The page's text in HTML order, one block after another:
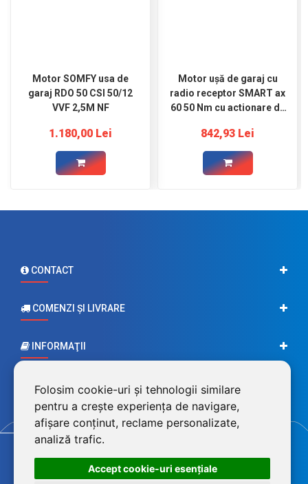
Folosim cookie-uri și tehnologii similare
pentru a crește experiența de navigare,
afișare conținut, reclame personalizate,
analiză trafic.
Accept cookie-uri esenţiale
Motor SOMFY usa de
garaj RDO 50 CSI 50/12
VVF 2,5M NF
1.180,00 Lei
Motor ușă de garaj cu
radio receptor SMART ax
60 50 Nm cu actionare de
842,93 Lei
CONTACT
COMENZI ŞI LIVRARE
INFORMAŢII
CONTUL MEU